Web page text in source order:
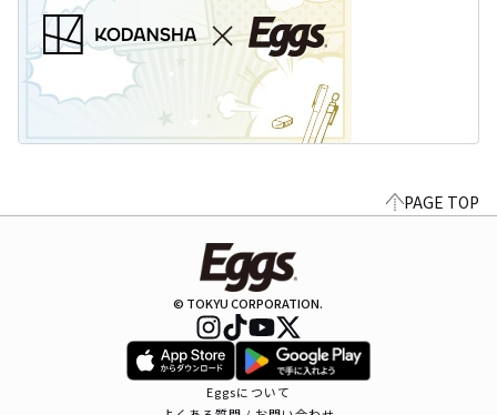
PAGE TOP
© TOKYU CORPORATION.
Eggsについて